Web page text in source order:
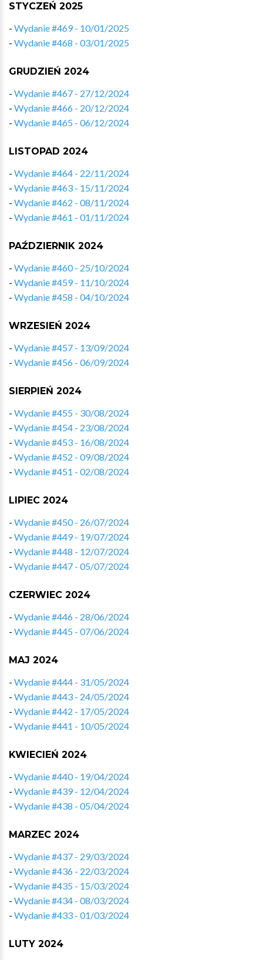
STYCZEŃ 2025
- Wydanie #469 - 10/01/2025
- Wydanie #468 - 03/01/2025
GRUDZIEŃ 2024
- Wydanie #467 - 27/12/2024
- Wydanie #466 - 20/12/2024
- Wydanie #465 - 06/12/2024
LISTOPAD 2024
- Wydanie #464 - 22/11/2024
- Wydanie #463 - 15/11/2024
- Wydanie #462 - 08/11/2024
- Wydanie #461 - 01/11/2024
PAŹDZIERNIK 2024
- Wydanie #460 - 25/10/2024
- Wydanie #459 - 11/10/2024
- Wydanie #458 - 04/10/2024
WRZESIEŃ 2024
- Wydanie #457 - 13/09/2024
- Wydanie #456 - 06/09/2024
SIERPIEŃ 2024
- Wydanie #455 - 30/08/2024
- Wydanie #454 - 23/08/2024
- Wydanie #453 - 16/08/2024
- Wydanie #452 - 09/08/2024
- Wydanie #451 - 02/08/2024
LIPIEC 2024
- Wydanie #450 - 26/07/2024
- Wydanie #449 - 19/07/2024
- Wydanie #448 - 12/07/2024
- Wydanie #447 - 05/07/2024
CZERWIEC 2024
- Wydanie #446 - 28/06/2024
- Wydanie #445 - 07/06/2024
MAJ 2024
- Wydanie #444 - 31/05/2024
- Wydanie #443 - 24/05/2024
- Wydanie #442 - 17/05/2024
- Wydanie #441 - 10/05/2024
KWIECIEŃ 2024
- Wydanie #440 - 19/04/2024
- Wydanie #439 - 12/04/2024
- Wydanie #438 - 05/04/2024
MARZEC 2024
- Wydanie #437 - 29/03/2024
- Wydanie #436 - 22/03/2024
- Wydanie #435 - 15/03/2024
- Wydanie #434 - 08/03/2024
- Wydanie #433 - 01/03/2024
LUTY 2024